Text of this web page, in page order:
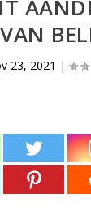
23, 2021 |